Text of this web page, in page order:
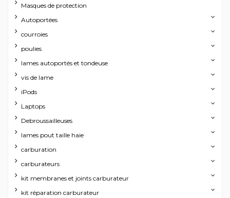
Masques de protection
Autoportées
courroies
poulies
lames autoportés et tondeuse
vis de lame
iPods
Laptops
Debroussailleuses
lames pout taille haie
carburation
carburateurs
kit membranes et joints carburateur
kit réparation carburateur